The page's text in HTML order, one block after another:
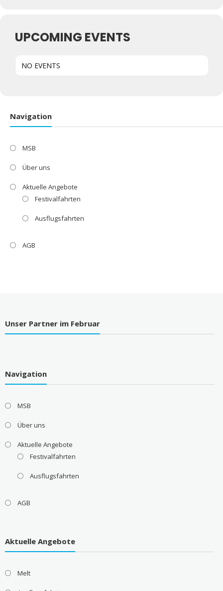
UPCOMING EVENTS
NO EVENTS
Navigation
MSB
Über uns
Aktuelle Angebote
Festivalfahrten
Ausflugsfahrten
AGB
Unser Partner im Februar
Navigation
MSB
Über uns
Aktuelle Angebote
Festivalfahrten
Ausflugsfahrten
AGB
Aktuelle Angebote
Melt